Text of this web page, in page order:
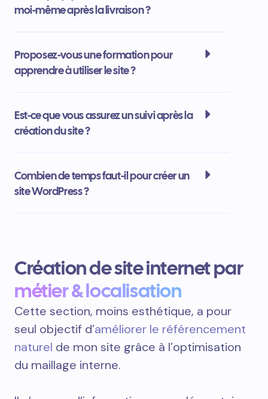
moi-même après la livraison ?
Proposez-vous une formation pour
apprendre à utiliser le site ?
Est-ce que vous assurez un suivi après la
création du site ?
Combien de temps faut-il pour créer un
site WordPress ?
Création de site internet par
métier & localisation
Cette section, moins esthétique, a pour
seul objectif d’améliorer le référencement
naturel de mon site grâce à l’optimisation
du maillage interne.